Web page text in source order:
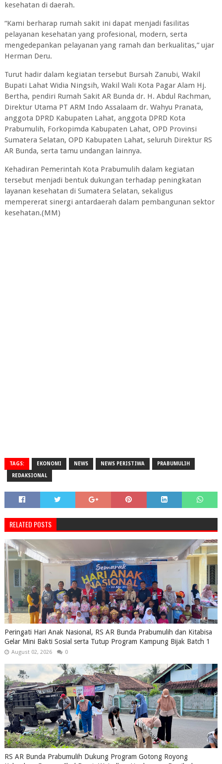
kesehatan di daerah.
“Kami berharap rumah sakit ini dapat menjadi fasilitas
pelayanan kesehatan yang profesional, modern, serta
mengedepankan pelayanan yang ramah dan berkualitas,” ujar
Herman Deru.
Turut hadir dalam kegiatan tersebut Bursah Zanubi, Wakil
Bupati Lahat Widia Ningsih, Wakil Wali Kota Pagar Alam Hj.
Bertha, pendiri Rumah Sakit AR Bunda dr. H. Abdul Rachman,
Direktur Utama PT ARM Indo Assalaam dr. Wahyu Pranata,
anggota DPRD Kabupaten Lahat, anggota DPRD Kota
Prabumulih, Forkopimda Kabupaten Lahat, OPD Provinsi
Sumatera Selatan, OPD Kabupaten Lahat, seluruh Direktur RS
AR Bunda, serta tamu undangan lainnya.
Kehadiran Pemerintah Kota Prabumulih dalam kegiatan
tersebut menjadi bentuk dukungan terhadap peningkatan
layanan kesehatan di Sumatera Selatan, sekaligus
mempererat sinergi antardaerah dalam pembangunan sektor
kesehatan.(MM)
TAGS: EKONOMI NEWS NEWS PERISTIWA PRABUMULIH
REDAKSIONAL
RELATED POSTS
Peringati Hari Anak Nasional, RS AR Bunda Prabumulih dan Kitabisa
Gelar Mini Bakti Sosial serta Tutup Program Kampung Bijak Batch 1
August 02, 2026 0
RS AR Bunda Prabumulih Dukung Program Gotong Royong